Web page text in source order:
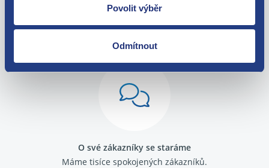
Povolit výběr
Odmítnout
Nejste spokojeni? Vyřešíme to!
zakoupení. Nebo vám pošleme náhradu.
O své zákazníky se staráme
Máme tisíce spokojených zákazníků.